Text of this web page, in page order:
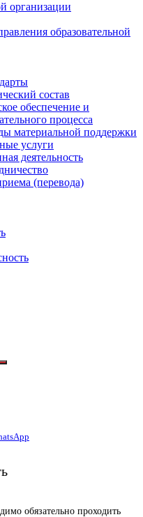
организации
образовательной
состав
обеспечение и
процесса
материальной поддержки
услуги
деятельность
(перевода)
обязательно проходить